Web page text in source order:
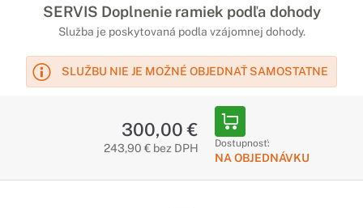
SERVIS Doplnenie ramiek podľa dohody
Služba je poskytovaná podla vzájomnej dohody.
SLUŽBU NIE JE MOŽNÉ OBJEDNAŤ SAMOSTATNE
300,00 €
243,90 € bez DPH Dostupnosť:
NA OBJEDNÁVKU